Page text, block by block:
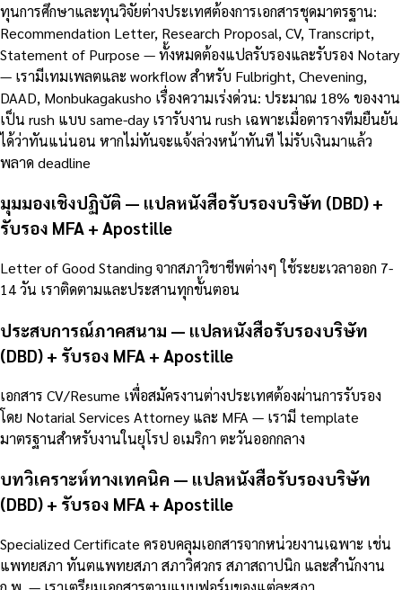
ทุนการศึกษาและทุนวิจัยต่างประเทศต้องการเอกสารชุดมาตรฐาน:
Recommendation Letter, Research Proposal, CV, Transcript,
Statement of Purpose — ทั้งหมดต้องแปลรับรองและรับรอง Notary
— เรามีเทมเพลตและ workflow สำหรับ Fulbright, Chevening,
DAAD, Monbukagakusho เรื่องความเร่งด่วน: ประมาณ 18% ของงาน
เป็น rush แบบ same-day เรารับงาน rush เฉพาะเมื่อตารางทีมยืนยัน
ได้ว่าทันแน่นอน หากไม่ทันจะแจ้งล่วงหน้าทันที ไม่รับเงินมาแล้ว
พลาด deadline
มุมมองเชิงปฏิบัติ — แปลหนังสือรับรองบริษัท (DBD) +
รับรอง MFA + Apostille
Letter of Good Standing จากสภาวิชาชีพต่างๆ ใช้ระยะเวลาออก 7-
14 วัน เราติดตามและประสานทุกขั้นตอน
ประสบการณ์ภาคสนาม — แปลหนังสือรับรองบริษัท
(DBD) + รับรอง MFA + Apostille
เอกสาร CV/Resume เพื่อสมัครงานต่างประเทศต้องผ่านการรับรอง
โดย Notarial Services Attorney และ MFA — เรามี template
มาตรฐานสำหรับงานในยุโรป อเมริกา ตะวันออกกลาง
บทวิเคราะห์ทางเทคนิค — แปลหนังสือรับรองบริษัท
(DBD) + รับรอง MFA + Apostille
Specialized Certificate ครอบคลุมเอกสารจากหน่วยงานเฉพาะ เช่น
แพทยสภา ทันตแพทยสภา สภาวิศวกร สภาสถาปนิก และสำนักงาน